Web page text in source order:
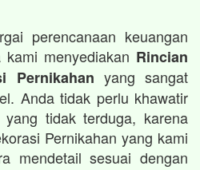
perencanaan keuangan
menyediakan Rincian
Pernikahan yang sangat
Anda tidak perlu khawatir
tidak terduga, karena
Pernikahan yang kami
mendetail sesuai dengan